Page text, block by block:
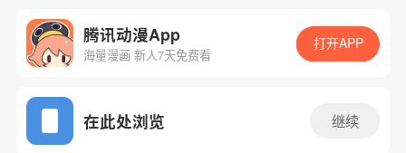
腾讯动漫App
海量漫画 新人7天免费看
打开APP
在此处浏览 继续
网站备案/许可证号：粤B2-20090059-5
Copyright©1998 - 2026 Tencent. All Rights Reserved